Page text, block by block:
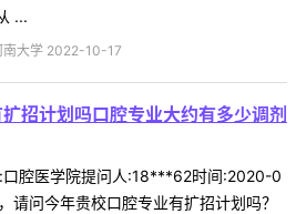
...
南大学 2022-10-17
招计划吗口腔专业大约有多少调剂
口腔医学院提问人:18***62时间:2020-0
问今年贵校口腔专业有扩招计划吗？